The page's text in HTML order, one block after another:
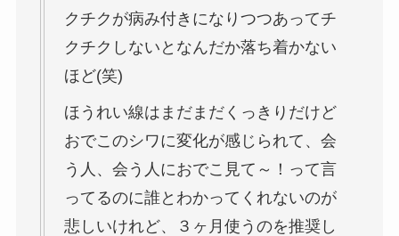
クチクが病み付きになりつつあってチ
クチクしないとなんだか落ち着かない
ほど(笑)
ほうれい線はまだまだくっきりだけど
おでこのシワに変化が感じられて、会
う人、会う人におでこ見て～！って言
ってるのに誰とわかってくれないのが
悲しいけれど、３ヶ月使うのを推奨し